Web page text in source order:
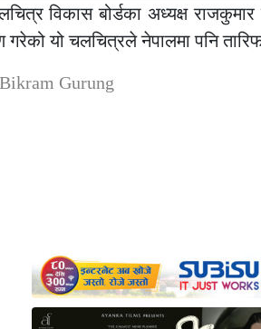
विकास बोर्डका अध्यक्ष राजकुमार
गरेको यो चलचित्रले नेपालमा पनि
Gurung